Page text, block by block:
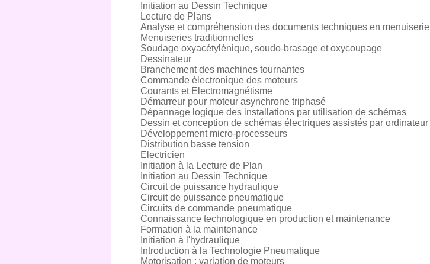
Initiation au Dessin Technique
Lecture de Plans
Analyse et compréhension des documents techniques en menuiserie
Menuiseries traditionnelles
Soudage oxyacétylénique, soudo-brasage et oxycoupage
Dessinateur
Branchement des machines tournantes
Commande électronique des moteurs
Courants et Electromagnétisme
Démarreur pour moteur asynchrone triphasé
Dépannage logique des installations par utilisation de schémas
Dessin et conception de schémas électriques assistés par ordinateur
Développement micro-processeurs
Distribution basse tension
Electricien
Initiation à la Lecture de Plan
Initiation au Dessin Technique
Circuit de puissance hydraulique
Circuit de puissance pneumatique
Circuits de commande pneumatique
Connaissance technologique en production et maintenance
Formation à la maintenance
Initiation à l'hydraulique
Introduction à la Technologie Pneumatique
Motorisation : variation de moteurs